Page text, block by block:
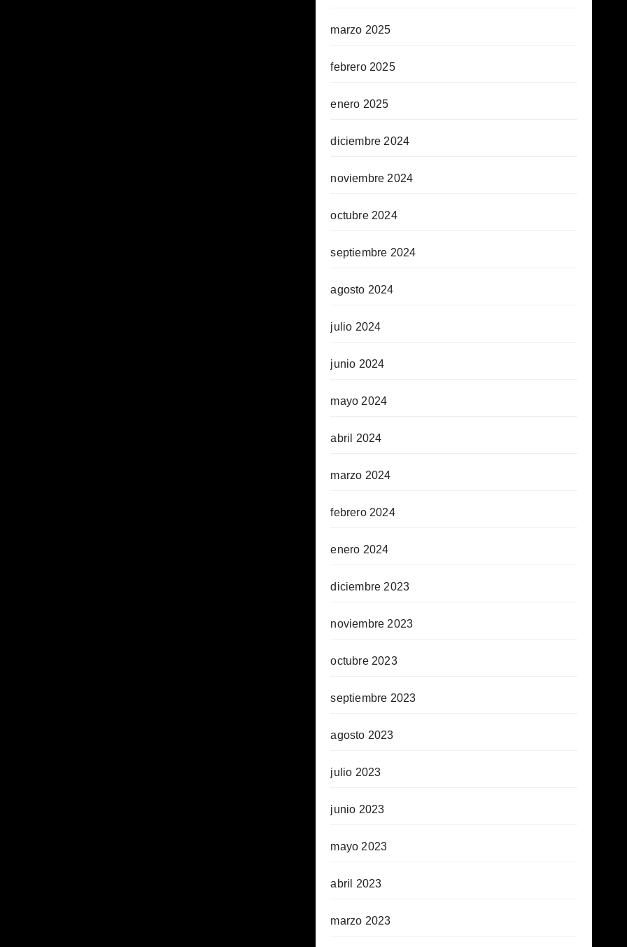
marzo 2025
febrero 2025
enero 2025
diciembre 2024
noviembre 2024
octubre 2024
septiembre 2024
agosto 2024
julio 2024
junio 2024
mayo 2024
abril 2024
marzo 2024
febrero 2024
enero 2024
diciembre 2023
noviembre 2023
octubre 2023
septiembre 2023
agosto 2023
julio 2023
junio 2023
mayo 2023
abril 2023
marzo 2023